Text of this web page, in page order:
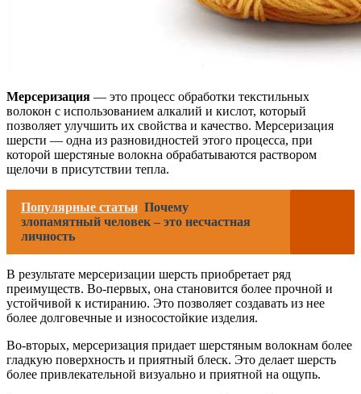
Мерсеризация — это процесс обработки текстильных
волокон с использованием алкалий и кислот, который
позволяет улучшить их свойства и качество. Мерсеризация
шерсти — одна из разновидностей этого процесса, при
которой шерстяные волокна обрабатываются раствором
щелочи в присутствии тепла.
Популярные статьи Почему
злопамятный человек – это несчастная
личность
В результате мерсеризации шерсть приобретает ряд
преимуществ. Во-первых, она становится более прочной и
устойчивой к истиранию. Это позволяет создавать из нее
более долговечные и износостойкие изделия.
Во-вторых, мерсеризация придает шерстяным волокнам более
гладкую поверхность и приятный блеск. Это делает шерсть
более привлекательной визуально и приятной на ощупь.